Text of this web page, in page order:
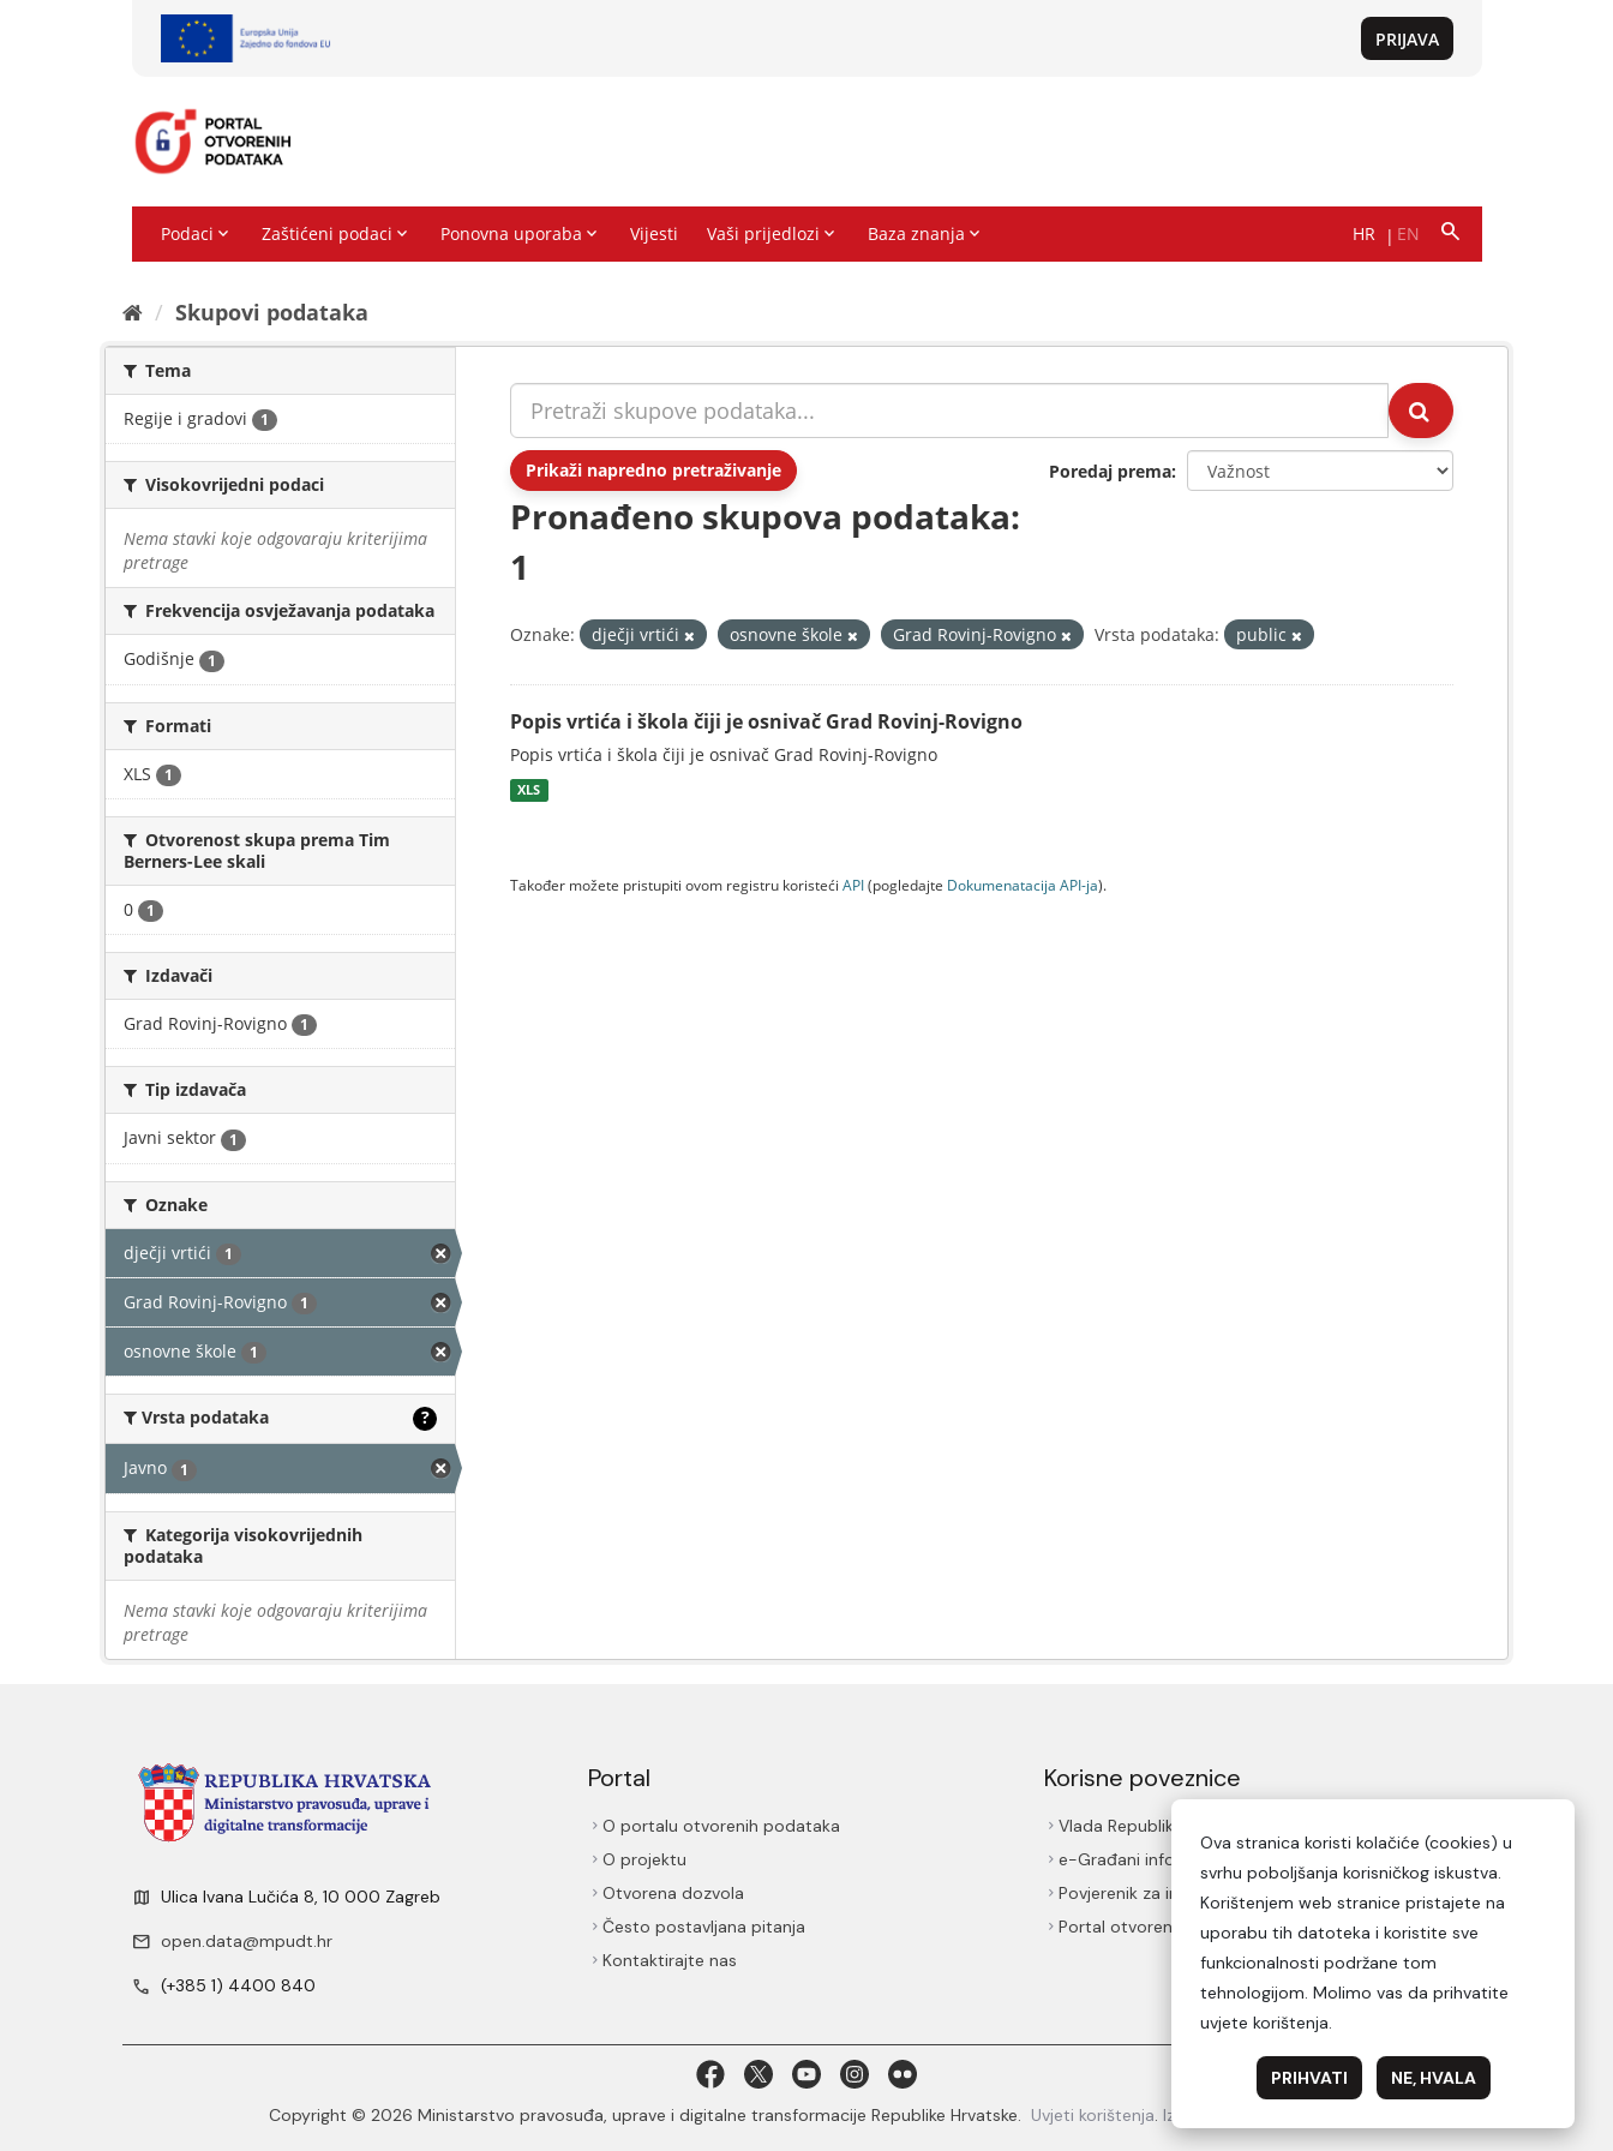
Skupovi podаtаkа
Tema
Regije i gradovi 1
Visokovrijedni podaci
Nema stavki koje odgovaraju kriterijima
pretrage
Frekvencija osvježavanja podataka
Godišnje 1
Formati
XLS 1
Otvorenost skupa prema Tim
Berners-Lee skali
0 1
Izdavači
Grad Rovinj-Rovigno 1
Tip izdavača
Javni sektor 1
Oznake
dječji vrtići 1
Grad Rovinj-Rovigno 1
osnovne škole 1
Vrsta podataka ?
Javno 1
Kategorija visokovrijednih
podataka
Nema stavki koje odgovaraju kriterijima
pretrage
Prikaži napredno pretraživanje Poredaj prema
Pronađeno skupova podataka:
1
Oznake: dječji vrtići osnovne škole Grad Rovinj-Rovigno Vrsta podataka: public
Popis vrtića i škola čiji je osnivač Grad Rovinj-Rovigno
Popis vrtića i škola čiji je osnivač Grad Rovinj-Rovigno
XLS
Također možete pristupiti ovom registru koristeći API(pogledajte Dokumenаtаcijа API-jа).